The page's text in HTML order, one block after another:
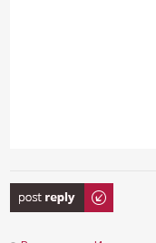
Ответить